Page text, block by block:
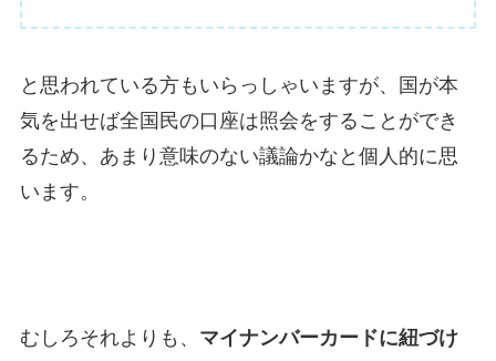
と思われている方もいらっしゃいますが、国が本
気を出せば全国民の口座は照会をすることができ
るため、あまり意味のない議論かなと個人的に思
います。
むしろそれよりも、 マイナンバーカードに紐づけ